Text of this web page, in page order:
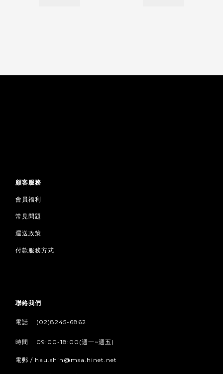
顧客服務
會員福利
常見問題
運送政策
付款服務方式
聯絡我們
電話 (02)8245-6862
時間 09:00-18:00(週一~週五)
電郵 / hau.shin@msa.hinet.net